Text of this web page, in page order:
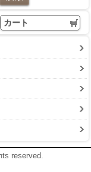
カート
reserved.